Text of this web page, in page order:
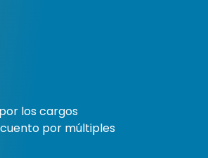
los cargos
por múltiples